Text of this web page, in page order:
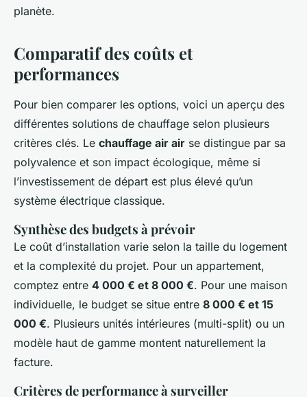
planète.
Comparatif des coûts et
performances
Pour bien comparer les options, voici un aperçu des
différentes solutions de chauffage selon plusieurs
critères clés. Le chauffage air air se distingue par sa
polyvalence et son impact écologique, même si
l’investissement de départ est plus élevé qu’un
système électrique classique.
Synthèse des budgets à prévoir
Le coût d’installation varie selon la taille du logement
et la complexité du projet. Pour un appartement,
comptez entre 4 000 € et 8 000 €. Pour une maison
individuelle, le budget se situe entre 8 000 € et 15
000 €. Plusieurs unités intérieures (multi-split) ou un
modèle haut de gamme montent naturellement la
facture.
Critères de performance à surveiller